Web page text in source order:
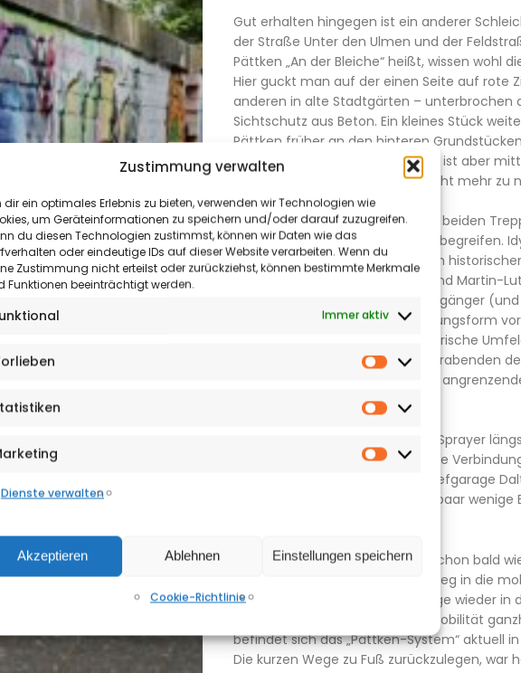
Zustimmung verwalten
dir ein optimales Erlebnis zu bieten, verwenden wir Technologien wie
um Geräteinformationen zu speichern und/oder darauf zuzugreifen.
du diesen Technologien zustimmst, können wir Daten wie das
oder eindeutige IDs auf dieser Website verarbeiten. Wenn du
Zustimmung nicht erteilst oder zurückziehst, können bestimmte Merkmale
Funktionen beeinträchtigt werden.
Immer aktiv
Vorlieben
Statistiken
Marketing
Dienste verwalten
Akzeptieren Ablehnen Einstellungen speichern
Cookie-Richtlinie
Aktuelles
&
Termine
Kultur
&
Sonderthemen
Ausgaben-
Gut erhalten hingegen ist ein anderer
der Straße Unter den Ulmen und der
Pättken „An der Bleiche“ heißt, wissen wohl
Hier guckt man auf der einen Seite auf rote
anderen in alte Stadtgärten – unterbrochen
Sichtschutz aus Beton. Ein kleines Stück
Pättken früher an den hinteren
Blessenstätte vorbei. Dieser Weg ist aber
zugewuchert und als Pättken nicht mehr zu
Großzügig könnte man auch die beiden
zum Alten Kirchplatz als Pättken begreifen.
jedenfalls – und etwas vom raren
Der Weg zwischen Kirchstraße und Martin-
ein weiterer Schleichweg für Fußgänger
der zwar nicht mehr in der Ursprungsform
aber mit viel Gefühl für das historische
wurde. Zudem hat er an Sommerabenden
Vorteil, dass die Ducktail-Bar des
Freien und am Weg liegt.
Und noch ein Pättken, das auch Sprayer
entdeckt haben: Die rechtwinklige
Königstraße und der heutigen Tiefgarage
bis heute überlebt und lässt ein paar wenige
Vielleicht kommen die Pättken schon bald
stärkerer Beachtung: Auf dem Weg in die
sind ausgerechnet die alten Wege wieder in
geraten. Unter dem Stichwort „Mobilität
befindet sich das „Pättken-System“ aktuell in
Die kurzen Wege zu Fuß zurückzulegen, war